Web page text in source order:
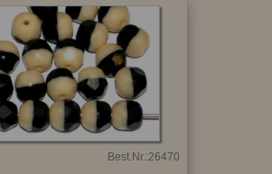
Best.Nr.:26470